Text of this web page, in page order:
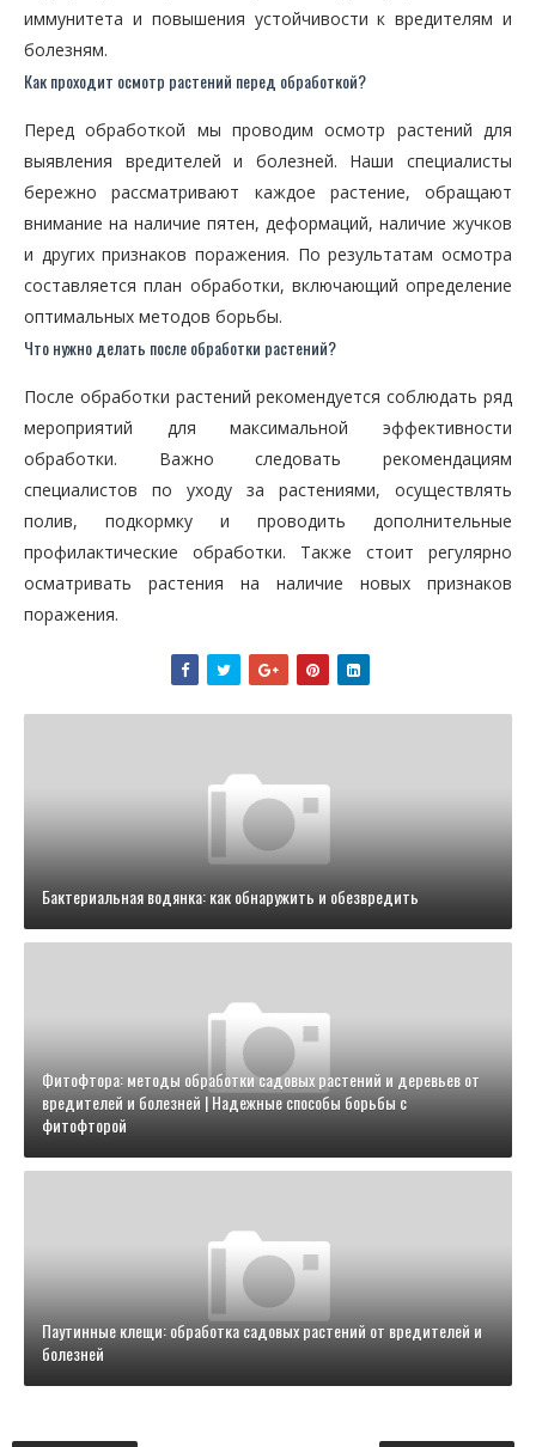
иммунитета и повышения устойчивости к вредителям и
болезням.
Как проходит осмотр растений перед обработкой?
Перед обработкой мы проводим осмотр растений для
выявления вредителей и болезней. Наши специалисты
бережно рассматривают каждое растение, обращают
внимание на наличие пятен, деформаций, наличие жучков
и других признаков поражения. По результатам осмотра
составляется план обработки, включающий определение
оптимальных методов борьбы.
Что нужно делать после обработки растений?
После обработки растений рекомендуется соблюдать ряд
мероприятий для максимальной эффективности
обработки. Важно следовать рекомендациям
специалистов по уходу за растениями, осуществлять
полив, подкормку и проводить дополнительные
профилактические обработки. Также стоит регулярно
осматривать растения на наличие новых признаков
поражения.
Бактериальная водянка: как обнаружить и обезвредить
Фитофтора: методы обработки садовых растений и деревьев от
вредителей и болезней | Надежные способы борьбы с
фитофторой
Паутинные клещи: обработка садовых растений от вредителей и
болезней